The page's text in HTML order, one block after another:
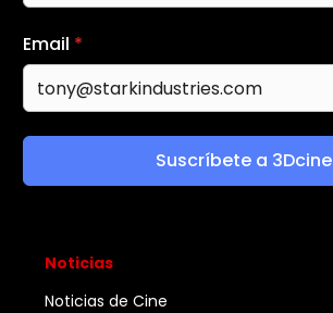
Email *
Suscríbete a 3Dcine
Noticias
Noticias de Cine